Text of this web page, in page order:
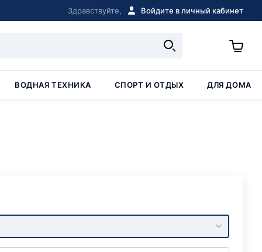
Здравствуйте, Войдите в личный кабинет
ВОДНАЯ ТЕХНИКА СПОРТ И ОТДЫХ ДЛЯ ДОМА